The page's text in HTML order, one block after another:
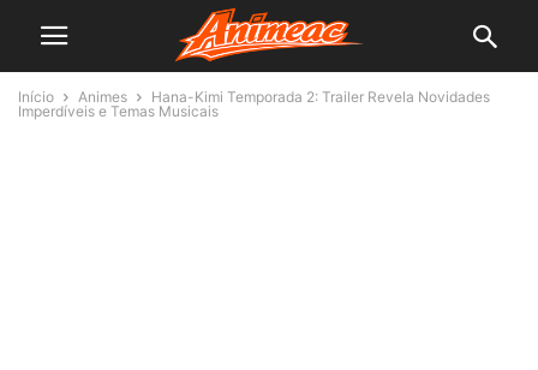
Início Animes
Hana-Kimi Temporada 2: Trailer Revela Novidades
Imperdíveis e Temas Musicais